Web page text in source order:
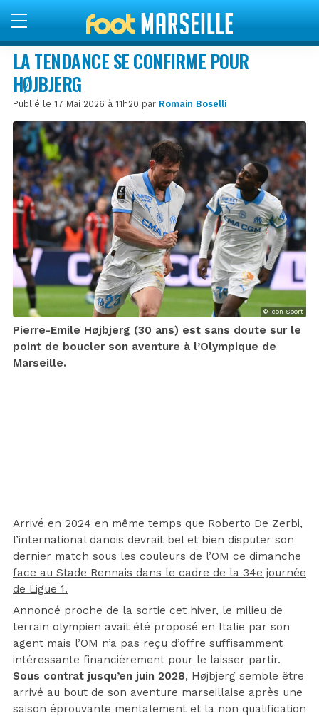
LA TENDANCE SE CONFIRME POUR
HØJBJERG
Publié le 17 Mai 2026 à 11h20 par Romain Boselli
© Icon Sport
Pierre-Emile Højbjerg (30 ans) est sans doute sur le
point de boucler son aventure à l’Olympique de
Marseille.
Arrivé en 2024 en même temps que Roberto De Zerbi,
l’international danois devrait bel et bien disputer son
dernier match sous les couleurs de l’OM ce dimanche
face au Stade Rennais dans le cadre de la 34e journée
de Ligue 1.
Annoncé proche de la sortie cet hiver, le milieu de
terrain olympien avait été proposé en Italie par son
agent mais l’OM n’a pas reçu d’offre suffisamment
intéressante financièrement pour le laisser partir.
Sous contrat jusqu’en juin 2028, Højbjerg semble être
arrivé au bout de son aventure marseillaise après une
saison éprouvante mentalement et la non qualification